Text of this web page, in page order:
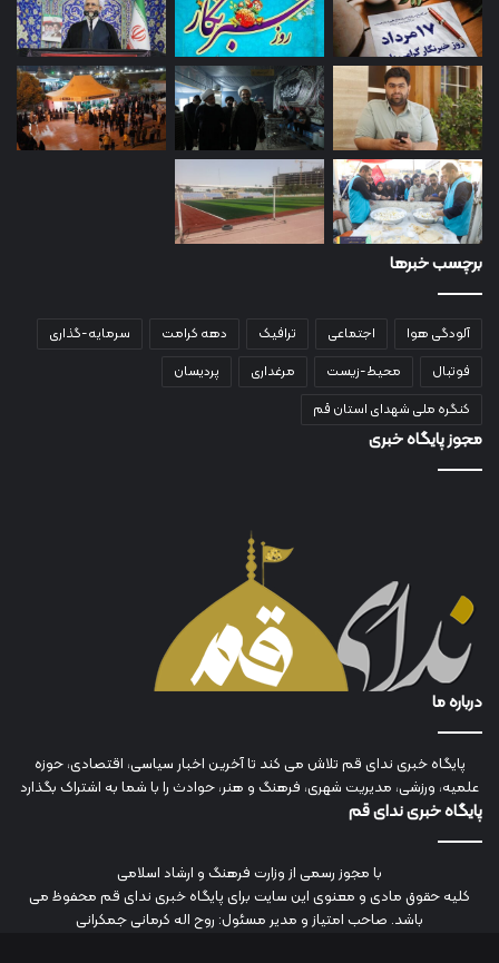
برچسب خبرها
آلودگی هوا اجتماعی ترافیک دهه کرامت
سرمایه-گذاری
فوتبال
محیط-زیست مرغداری
پردیسان
کنگره ملی شهدای استان قم
مجوز پایگاه خبری
درباره ما
پایگاه خبری ندای قم تلاش می کند تا آخرین اخبار سیاسی، اقتصادی، حوزه
علمیه، ورزشی، مدیریت شهری، فرهنگ و هنر، حوادث را با شما به اشتراک بگذارد
پایگاه خبری ندای قم
با مجوز رسمی از وزارت فرهنگ و ارشاد اسلامی
کلیه حقوق مادی و معنوی این سایت برای پایگاه خبری ندای قم محفوظ می
باشد. صاحب امتیاز و مدیر مسئول: روح اله کرمانی جمکرانی